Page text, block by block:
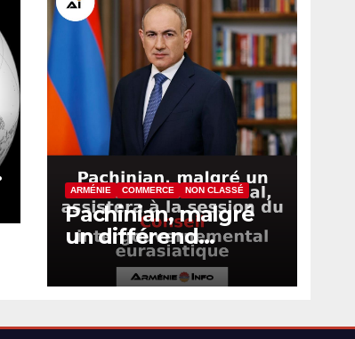
ARMÉNIE COMMERCE NON CLASSÉ
Pachinian, malgré
un différend
commercial,
assistera à la session
intergouvernement